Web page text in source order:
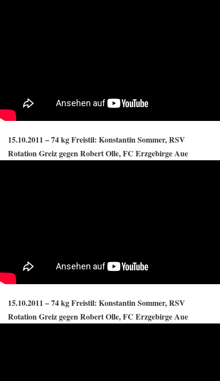
15.10.2011 – 74 kg Freistil: Konstantin Sommer, RSV
Rotation Greiz gegen Robert Olle, FC Erzgebirge Aue
15.10.2011 – 74 kg Freistil: Konstantin Sommer, RSV
Rotation Greiz gegen Robert Olle, FC Erzgebirge Aue